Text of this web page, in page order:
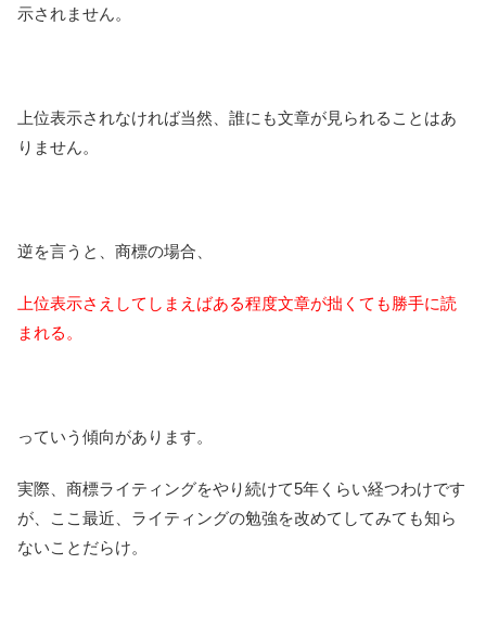
示されません。
上位表示されなければ当然、誰にも文章が見られることはあ
りません。
逆を言うと、商標の場合、
上位表示さえしてしまえばある程度文章が拙くても勝手に読
まれる。
っていう傾向があります。
実際、商標ライティングをやり続けて5年くらい経つわけです
が、ここ最近、ライティングの勉強を改めてしてみても知ら
ないことだらけ。